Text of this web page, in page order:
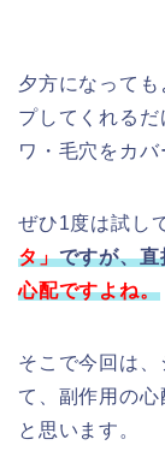
夕方になって
プしてくれる
ワ・毛穴をカバ
ぜひ1度は試し
タ」ですが、
心配ですよね。
そこで今回は
て、副作用の
と思います。